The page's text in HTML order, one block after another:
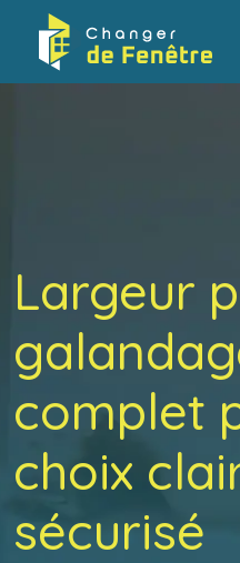
Largeur
complet
choix
sécurisé